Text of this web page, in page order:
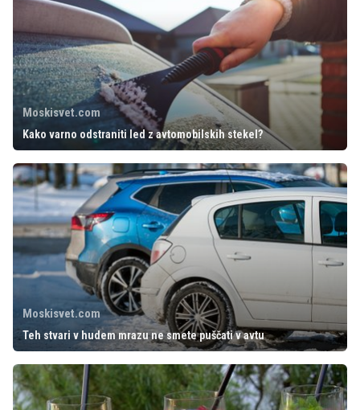
Moskisvet.com
Kako varno odstraniti led z avtomobilskih stekel?
Moskisvet.com
Teh stvari v hudem mrazu ne smete puščati v avtu